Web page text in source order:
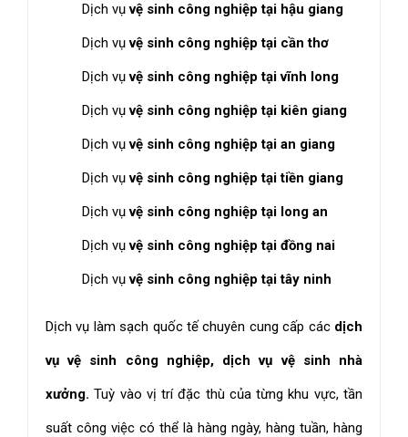
Dịch vụvệ sinh công nghiệp tại hậu giang
Dịch vụvệ sinh công nghiệp tại cần thơ
Dịch vụvệ sinh công nghiệp tại vĩnh long
Dịch vụvệ sinh công nghiệp tại kiên giang
Dịch vụvệ sinh công nghiệp tại an giang
Dịch vụvệ sinh công nghiệp tại tiền giang
Dịch vụvệ sinh công nghiệp tại long an
Dịch vụvệ sinh công nghiệp tại đồng nai
Dịch vụvệ sinh công nghiệp tại tây ninh
Dịch vụ làm sạch quốc tế chuyên cung cấp cácdịch
vụ vệ sinh công nghiệp, dịch vụ vệ sinh nhà
xưởng. Tuỳ vào vị trí đặc thù của từng khu vực, tần
suất công việc có thể là hàng ngày, hàng tuần, hàng